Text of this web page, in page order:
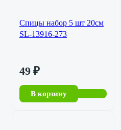
Спицы набор 5 шт 20см
SL-13916-273
49 ₽
В корзину